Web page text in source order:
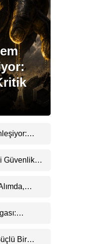
Instagram
Youtube
TikTok
Güvenlik
Dolar Aktı
Bir